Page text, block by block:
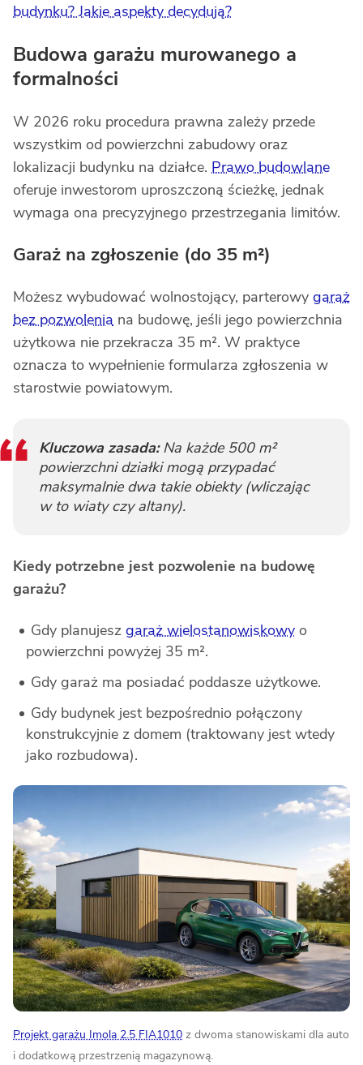
budynku? Jakie aspekty decydują?
Budowa garażu murowanego a
formalności
W 2026 roku procedura prawna zależy przede
wszystkim od powierzchni zabudowy oraz
lokalizacji budynku na działce. Prawo budowlane
oferuje inwestorom uproszczoną ścieżkę, jednak
wymaga ona precyzyjnego przestrzegania limitów.
Garaż na zgłoszenie (do 35 m²)
Możesz wybudować wolnostojący, parterowy garaż
bez pozwolenia na budowę, jeśli jego powierzchnia
użytkowa nie przekracza 35 m². W praktyce
oznacza to wypełnienie formularza zgłoszenia w
starostwie powiatowym.
Kluczowa zasada:Na każde 500 m²
powierzchni działki mogą przypadać
maksymalnie dwa takie obiekty (wliczając
w to wiaty czy altany).
Kiedy potrzebne jest pozwolenie na budowę
garażu?
Gdy planujesz garaż wielostanowiskowy o
powierzchni powyżej 35 m².
Gdy garaż ma posiadać poddasze użytkowe.
Gdy budynek jest bezpośrednio połączony
konstrukcyjnie z domem (traktowany jest wtedy
jako rozbudowa).
Projekt garażu Imola 2.5 FIA1010 z dwoma stanowiskami dla auto
i dodatkową przestrzenią magazynową.